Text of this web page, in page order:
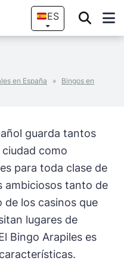
ES
en España »
Bingos en
guarda tantos
como
para toda clase de
ambiciosos tanto de
de los casinos que
lugares de
Bingo Arapiles es